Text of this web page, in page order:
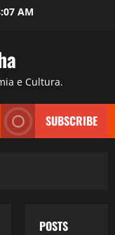
AM
e Cultura.
SUBSCRIBE
POSTS